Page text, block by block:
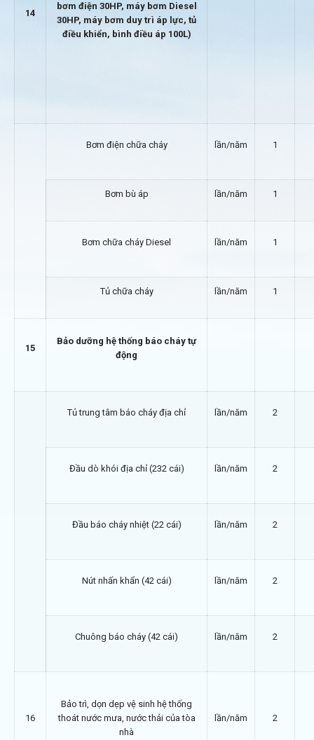
14
bơm điện 30HP, máy bơm Diesel
30HP, máy bơm duy trì áp lực, tủ
điều khiển, bình điều áp 100L)
Bơm điện chữa cháy lần/năm 1
Bơm bù áp lần/năm 1
Bơm chữa cháy Diesel lần/năm 1
Tủ chữa cháy lần/năm 1
15
Bảo dưỡng hệ thống báo cháy tự
động
Tủ trung tâm báo cháy địa chỉ lần/năm 2
Đầu dò khói địa chỉ (232 cái) lần/năm 2
Đầu báo cháy nhiệt (22 cái) lần/năm 2
Nút nhấn khẩn (42 cái) lần/năm 2
Chuông báo cháy (42 cái) lần/năm 2
16
Bảo trì, dọn dẹp vệ sinh hệ thống
thoát nước mưa, nước thải của tòa
nhà
lần/năm 2